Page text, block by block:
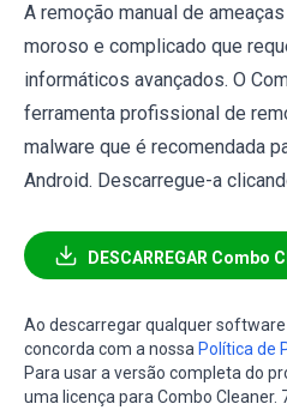
A remoção manual de
moroso e complicado que
informáticos avançados. O
ferramenta profissional de
malware que é recomendada
Android. Descarregue-a
DESCARREGAR Combo
Ao descarregar qualquer
concorda com a nossa Política de
Para usar a versão completa do
uma licença para Combo Cleaner.